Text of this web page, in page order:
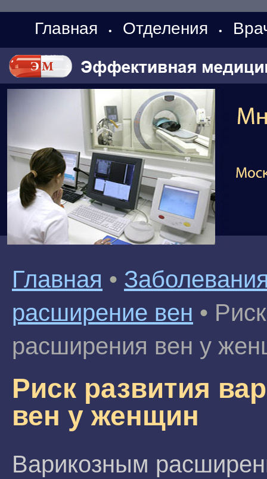
Главная • Отделения •
Главная •
расширение вен •
расширения вен у
Риск развития
вен у женщин
Варикозным